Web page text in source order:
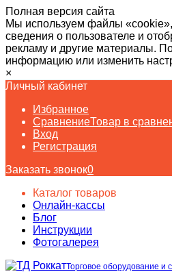
Полная версия сайта
Мы используем файлы
сведения о пользователе и
рекламу и другие материалы.
информацию или изменить
×
Личный кабинет
Избранное
СравнениеТовар в
Вход
Регистрация
Заказать звонок0
Каталог товаров
Онлайн-кассы
Блог
Инструкции
Фотогалерея
Торговое оборудование и